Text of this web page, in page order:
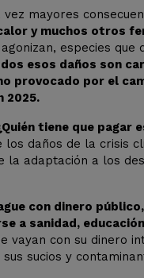
mayores
y muchos otros
especies
esos daños son
provocado por el
2025.
tiene que pagar
los daños de la crisis
la adaptación a los
con dinero
a sanidad,
vayan con su dinero
sucios y